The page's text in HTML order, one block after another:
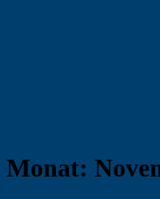
Monat: